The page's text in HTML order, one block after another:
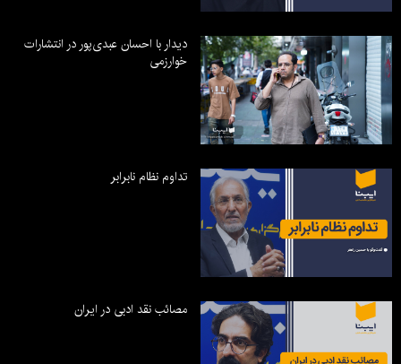
دیدار با احسان عبدی‌پور در انتشارات
خوارزمی
تداوم نظام نابرابر
مصائب نقد ادبی در ایران